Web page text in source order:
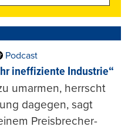
Podcast
ineffiziente Industrie“
umarmen, herrscht
dagegen, sagt
Preisbrecher-